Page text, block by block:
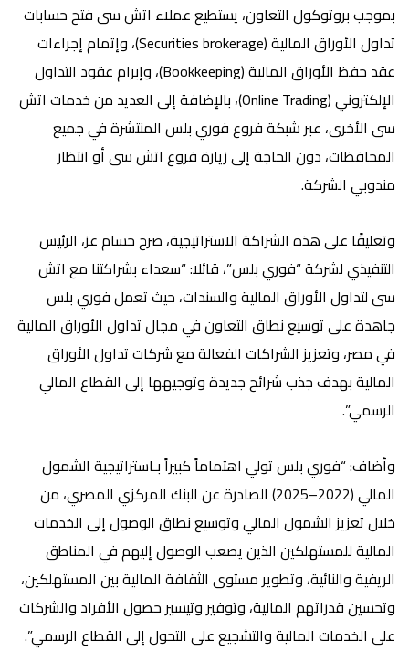
بموجب بروتوكول التعاون، يستطيع عملاء اتش سى فتح حسابات
تداول الأوراق المالية (Securities brokerage)، وإتمام إجراءات
عقد حفظ الأوراق المالية (Bookkeeping)، وإبرام عقود التداول
الإلكتروني (Online Trading)، بالإضافة إلى العديد من خدمات اتش
سى الأخرى، عبر شبكة فروع فوري بلس المنتشرة في جميع
المحافظات، دون الحاجة إلى زيارة فروع اتش سى أو انتظار
مندوبي الشركة.
وتعليقًا على هذه الشراكة الاستراتيجية، صرح حسام عز، الرئيس
التنفيذي لشركة “فوري بلس”، قائلا: “سعداء بشراكتنا مع اتش
سى لتداول الأوراق المالية والسندات، حيث تعمل فوري بلس
جاهدة على توسيع نطاق التعاون في مجال تداول الأوراق المالية
في مصر، وتعزيز الشراكات الفعالة مع شركات تداول الأوراق
المالية بهدف جذب شرائح جديدة وتوجيهها إلى القطاع المالي
الرسمي”.
وأضاف: “فوري بلس تولي اهتماماً كبيراً بـاستراتيجية الشمول
المالي (2022–2025) الصادرة عن البنك المركزي المصري، من
خلال تعزيز الشمول المالي وتوسيع نطاق الوصول إلى الخدمات
المالية للمستهلكين الذين يصعب الوصول إليهم في المناطق
الريفية والنائية، وتطوير مستوى الثقافة المالية بين المستهلكين،
وتحسين قدراتهم المالية، وتوفير وتيسير حصول الأفراد والشركات
على الخدمات المالية والتشجيع على التحول إلى القطاع الرسمي”.